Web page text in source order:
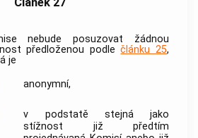
nebude posuzovat žádnou
předloženou podlečlánku 25,
je
anonymní,
v podstatě stejná jako
stížnost již předtím